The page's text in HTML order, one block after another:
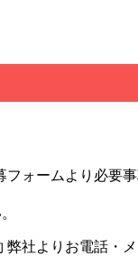
フォームより必要
弊社よりお電話・